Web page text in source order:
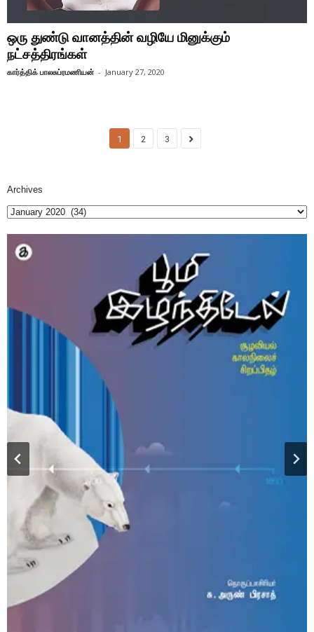
ஒரு துண்டு வானத்தின் வழியே மினுக்கும்
நட்சத்திரங்கள்
கார்த்திக் பாலசுப்ரமணியன் - January 27, 2020
1 2 3
Archives